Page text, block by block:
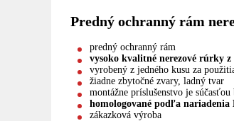
Predný ochranný rám
predný ochranný rám
vysoko kvalitné nerezové rúrky
vyrobený z jedného kusu za
žiadne zbytočné zvary, ladný tvar
montážne príslušenstvo je súčasťou
homologované podľa nariadenia
zákazková výroba